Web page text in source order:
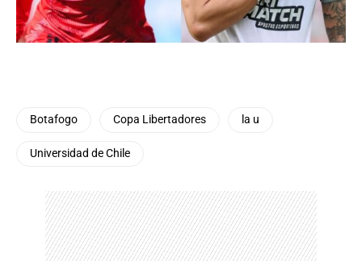
Botafogo Copa Libertadores la u
Universidad de Chile